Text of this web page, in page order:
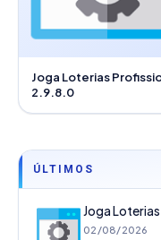
Joga Loterias
2.9.8.0
ÚLTIMOS
Joga
02/08/2026